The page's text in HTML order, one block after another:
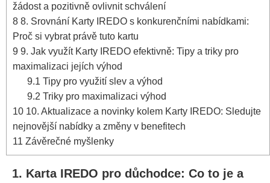
žádost a pozitivně ovlivnit schválení
8 8. Srovnání Karty IREDO s konkurenčními nabídkami:
Proč si vybrat právě tuto kartu
9 9. Jak využít Karty IREDO efektivně: Tipy a triky pro
maximalizaci jejích výhod
9.1 Tipy pro využití slev a výhod
9.2 Triky pro maximalizaci výhod
10 10. Aktualizace a novinky kolem Karty IREDO: Sledujte
nejnovější nabídky a změny v benefitech
11 Závěrečné myšlenky
1. Karta IREDO pro důchodce: Co to je a